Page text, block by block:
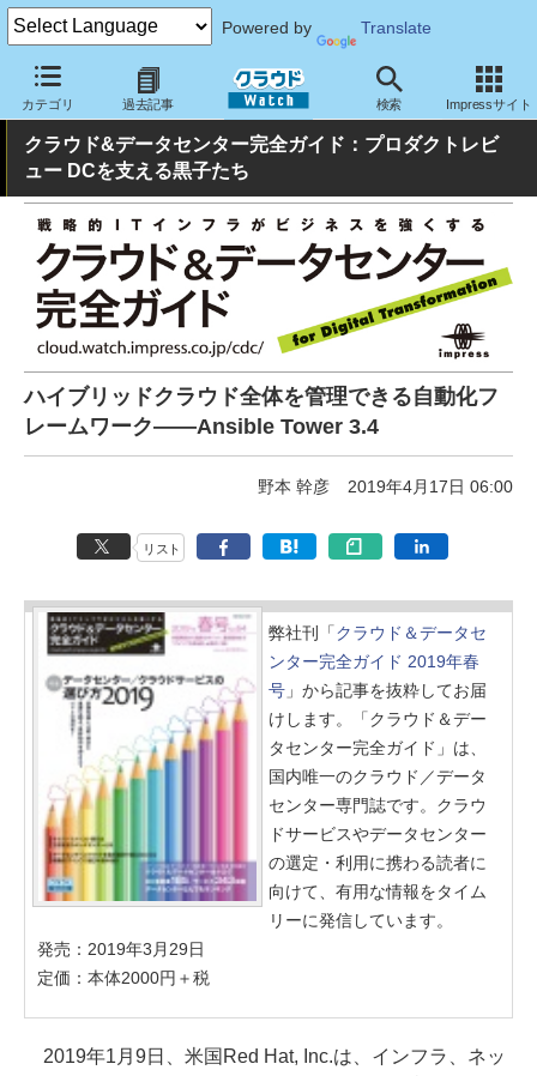
Powered by Translate
カテゴリ 過去記事 検索 Impressサイト
クラウド Watch ハード・インフラ データセンター
クラウド&データセンター完全ガイド：プロダクトレビ
ュー DCを支える黒子たち
ハイブリッドクラウド全体を管理できる自動化フ
レームワーク――Ansible Tower 3.4
野本 幹彦 2019年4月17日 06:00
リスト
弊社刊「クラウド＆データセ
ンター完全ガイド 2019年春
号 」から記事を抜粋してお届
けします。「クラウド＆デー
タセンター完全ガイド」は、
国内唯一のクラウド／データ
センター専門誌です。クラウ
ドサービスやデータセンター
の選定・利用に携わる読者に
向けて、有用な情報をタイム
リーに発信しています。
発売：2019年3月29日
定価：本体2000円＋税
2019年1月9日、米国Red Hat, Inc.は、インフラ、ネッ